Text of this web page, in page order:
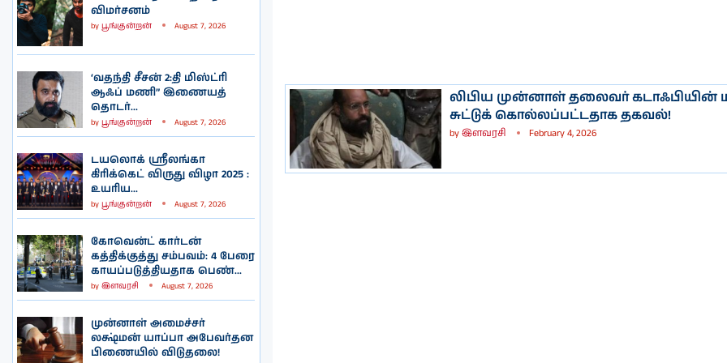
விமர்சனம்
by பூங்குன்றன் August 7, 2026
‘வதந்தி சீசன் 2:தி மிஸ்ட்ரி
ஆஃப் மணி” இணையத்
தொடர்...
by பூங்குன்றன் August 7, 2026
டயலொக் ஸ்ரீலங்கா
கிரிக்கெட் விருது விழா 2025 :
உயரிய...
by பூங்குன்றன் August 7, 2026
கோவென்ட் கார்டன்
கத்திக்குத்து சம்பவம்: 4 பேரை
காயப்படுத்தியதாக பெண்...
by இளவரசி August 7, 2026
முன்னாள் அமைச்சர்
லக்ஷ்மன் யாப்பா அபேவர்தன
பிணையில் விடுதலை!
லிபிய முன்னாள் தலைவர் கடாஃபியின்
சுட்டுக் கொல்லப்பட்டதாக தகவல்!
byஇளவரசி February 4, 2026